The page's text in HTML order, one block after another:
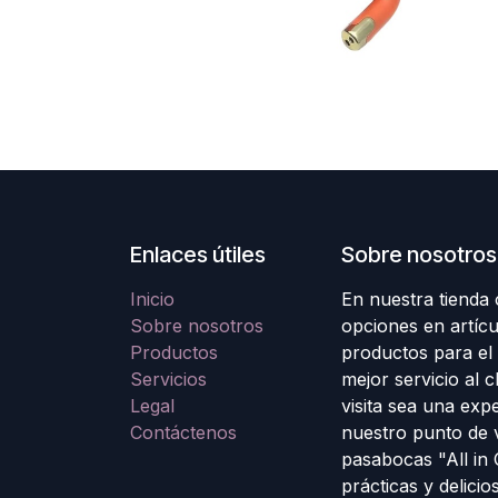
Enlaces útiles
Inicio
Sobre nosotros
Productos
Servicios
Legal
Contáctenos
Sobre nosotros
En nuestra tienda
opciones en
productos para
mejor servicio al
visita sea una
nuestro punto de
pasabocas "All in
prácticas y